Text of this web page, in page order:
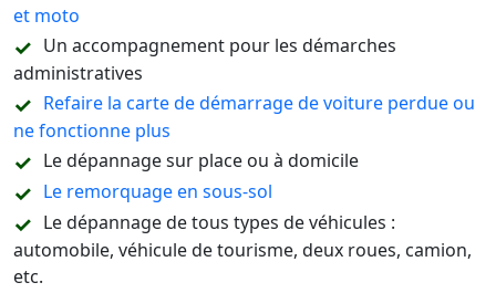
et moto
Un accompagnement pour les démarches
administratives
Refaire la carte de démarrage de voiture perdue ou
ne fonctionne plus
Le dépannage sur place ou à domicile
Le remorquage en sous-sol
Le dépannage de tous types de véhicules :
automobile, véhicule de tourisme, deux roues, camion,
etc.